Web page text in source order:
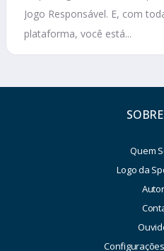
Jogo Responsável. E, com
plataforma, você está...
Quem
Logo da